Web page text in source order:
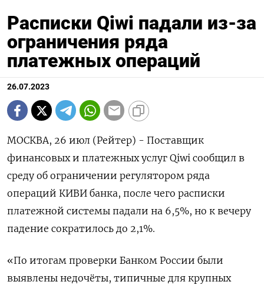
Расписки Qiwi падали из-за
ограничения ряда
платежных операций
26.07.2023
МОСКВА, 26 июл (Рейтер) - Поставщик
финансовых и платежных услуг Qiwi сообщил в
среду об ограничении регулятором ряда
операций КИВИ банка, после чего расписки
платежной системы падали на 6,5%, но к вечеру
падение сократилось до 2,1%.
«По итогам проверки Банком России были
выявлены недочёты, типичные для крупных